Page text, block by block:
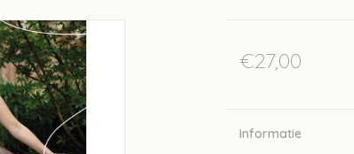
€27,00
Informatie